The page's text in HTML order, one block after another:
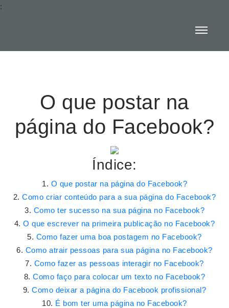
:
O que postar na
página do Facebook?
Índice:
O que postar na página do Facebook?
Como criar conteúdo para a sua página do Facebook?
Como ter sucesso na sua página no Facebook?
O que escrever na primeira publicação no Facebook?
Como fazer uma boa postagem no Facebook?
Como atrair pessoas para sua página no Facebook?
Como fazer as pessoas interagir no Facebook?
Como faço para colocar um texto no Facebook?
Como deixar a página do Facebook profissional?
É bom ter uma página no Facebook?